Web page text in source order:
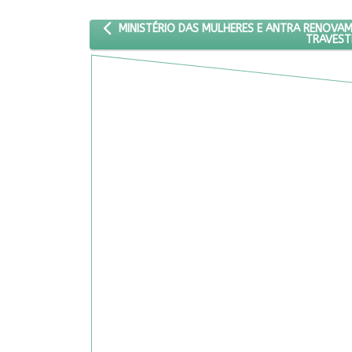
ARTIGO ANTERIOR: MINISTÉRIO DAS MULHERES
MINISTÉRIO DAS MULHERES E ANTRA